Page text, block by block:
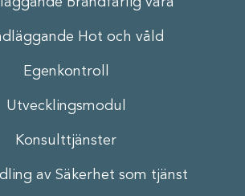
Hot och våld
Egenkontroll
Utvecklingsmodul
Konsulttjänster
av Säkerhet som tjänst